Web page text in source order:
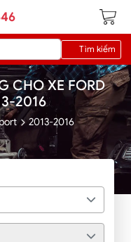
Tìm kiếm
CHO XE FORD
2016
2013-2016